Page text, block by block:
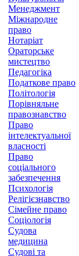
Менеджмент
Міжнародне
право
Нотаріат
Ораторське
мистецтво
Педагогіка
Податкове право
Політологія
Порівняльне
правознавство
Право
інтелектуальної
власності
Право
соціального
забезпечення
Психологія
Релігієзнавство
Сімейне право
Соціологія
Судова
медицина
Судові та